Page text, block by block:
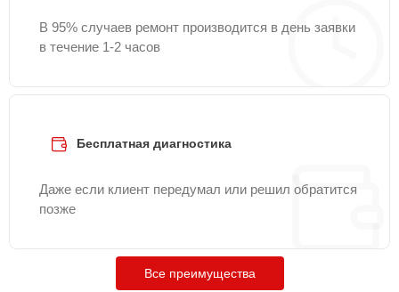
В 95% случаев ремонт производится в день заявки
в течение 1-2 часов
Бесплатная диагностика
Даже если клиент передумал или решил обратится
позже
Все преимущества